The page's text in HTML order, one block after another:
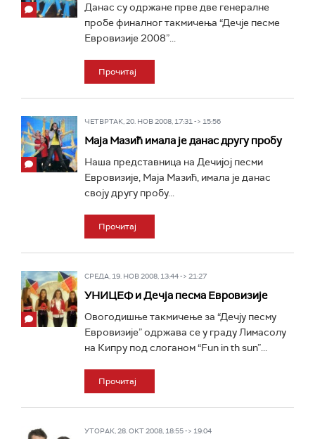
Данас су одржане прве две генералне
пробе финалног такмичења “Дечје песме
Евровизије 2008”...
Прочитај
ЧЕТВРТАК, 20. НОВ 2008, 17:31 -> 15:56
Маја Мазић имала је данас другу пробу
Наша представница на Дечијој песми
Евровизије, Маја Мазић, имала је данас
своју другу пробу...
Прочитај
СРЕДА, 19. НОВ 2008, 13:44 -> 21:27
УНИЦЕФ и Дечја песма Евровизије
Овогодишње такмичење за “Дечју песму
Евровизије” одржава се у граду Лимасолу
на Кипру под слоганом “Fun in th sun”...
Прочитај
УТОРАК, 28. ОКТ 2008, 18:55 -> 19:04